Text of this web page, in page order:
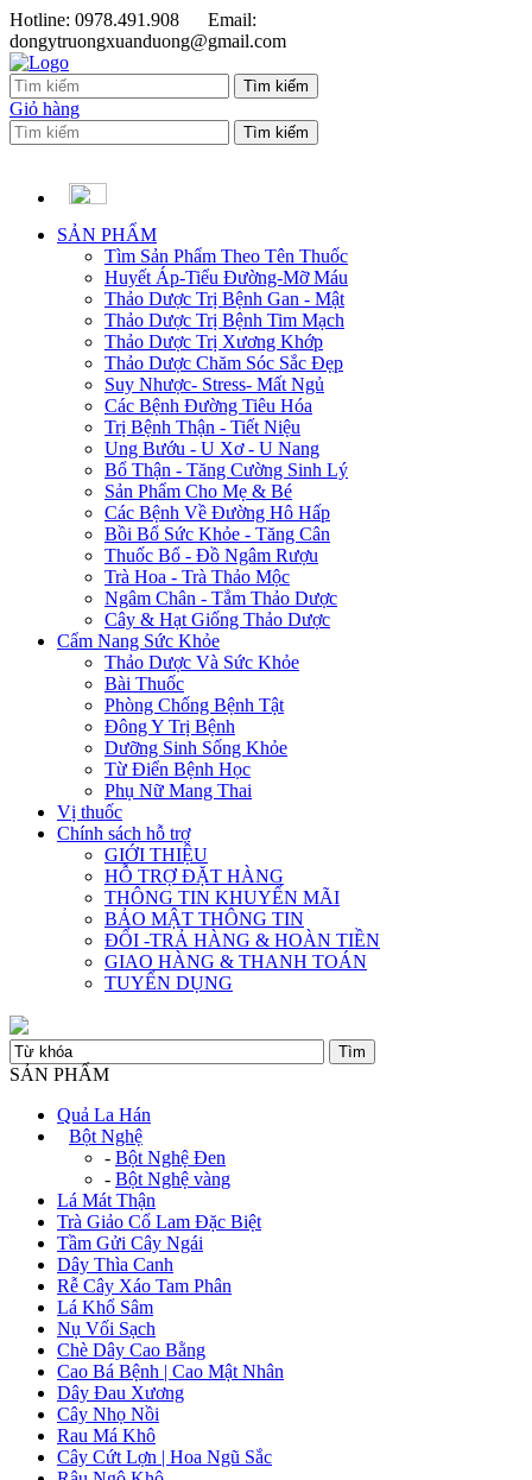
Hotline: 0978.491.908
Email:
dongytruongxuanduong@gmail.com
Giỏ hàng
SẢN PHẨM
Tìm Sản Phẩm Theo Tên Thuốc
Huyết Áp-Tiểu Đường-Mỡ Máu
Thảo Dược Trị Bệnh Gan - Mật
Thảo Dược Trị Bệnh Tim Mạch
Thảo Dược Trị Xương Khớp
Thảo Dược Chăm Sóc Sắc Đẹp
Suy Nhược- Stress- Mất Ngủ
Các Bệnh Đường Tiêu Hóa
Trị Bệnh Thận - Tiết Niệu
Ung Bướu - U Xơ - U Nang
Bổ Thận - Tăng Cường Sinh Lý
Sản Phẩm Cho Mẹ & Bé
Các Bệnh Về Đường Hô Hấp
Bồi Bổ Sức Khỏe - Tăng Cân
Thuốc Bổ - Đồ Ngâm Rượu
Trà Hoa - Trà Thảo Mộc
Ngâm Chân - Tắm Thảo Dược
Cây & Hạt Giống Thảo Dược
Cẩm Nang Sức Khỏe
Thảo Dược Và Sức Khỏe
Bài Thuốc
Phòng Chống Bệnh Tật
Đông Y Trị Bệnh
Dưỡng Sinh Sống Khỏe
Từ Điển Bệnh Học
Phụ Nữ Mang Thai
Vị thuốc
Chính sách hỗ trợ
GIỚI THIỆU
HỖ TRỢ ĐẶT HÀNG
THÔNG TIN KHUYẾN MÃI
BẢO MẬT THÔNG TIN
ĐỔI -TRẢ HÀNG & HOÀN TIỀN
GIAO HÀNG & THANH TOÁN
TUYỂN DỤNG
SẢN PHẨM
Quả La Hán
Bột Nghệ
- Bột Nghệ Đen
- Bột Nghệ vàng
Lá Mát Thận
Trà Giảo Cổ Lam Đặc Biệt
Tầm Gửi Cây Ngái
Dây Thìa Canh
Rễ Cây Xáo Tam Phân
Lá Khổ Sâm
Nụ Vối Sạch
Chè Dây Cao Bằng
Cao Bá Bệnh | Cao Mật Nhân
Dây Đau Xương
Cây Nhọ Nồi
Rau Má Khô
Cây Cứt Lợn | Hoa Ngũ Sắc